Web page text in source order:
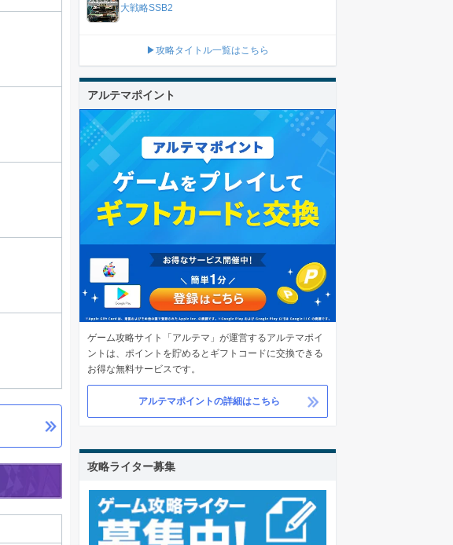
大戦略SSB2
▶攻略タイトル一覧はこちら
アルテマポイント
ゲーム攻略サイト「アルテマ」が運営するアルテマポイ
ントは、ポイントを貯めるとギフトコードに交換できる
お得な無料サービスです。
アルテマポイントの詳細はこちら
攻略ライター募集